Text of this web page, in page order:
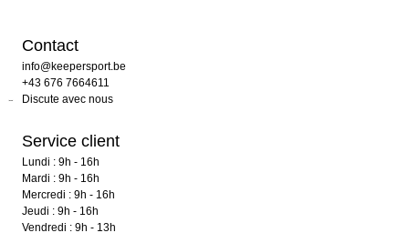
Contact
info@keepersport.be
+43 676 7664611
Discute avec nous
Service client
Lundi : 9h - 16h
Mardi : 9h - 16h
Mercredi : 9h - 16h
Jeudi : 9h - 16h
Vendredi : 9h - 13h